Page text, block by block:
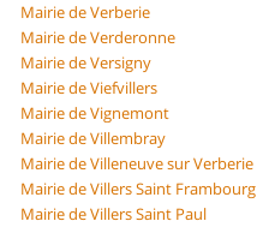
Mairie de Verberie
Mairie de Verderonne
Mairie de Versigny
Mairie de Viefvillers
Mairie de Vignemont
Mairie de Villembray
Mairie de Villeneuve sur Verberie
Mairie de Villers Saint Frambourg
Mairie de Villers Saint Paul